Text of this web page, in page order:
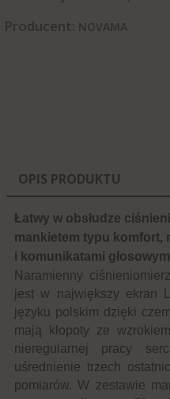
Producent: NOVAMA
OPIS PRODUKTU
Łatwy w obsłudze
mankietem typu komfort,
i komunikatami
Naramienny
jest w największy ekran
języku polskim dzięki
mają kłopoty ze
nieregularnej pracy
uśrednienie trzech
pomiarów. W zestawie